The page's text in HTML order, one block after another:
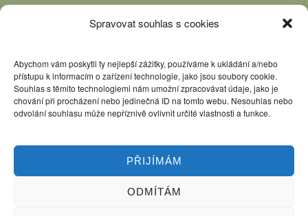
Spravovat souhlas s cookies
Abychom vám poskytli ty nejlepší zážitky, používáme k ukládání a/nebo
přístupu k informacím o zařízení technologie, jako jsou soubory cookie.
Souhlas s těmito technologiemi nám umožní zpracovávat údaje, jako je
chování při procházení nebo jedinečná ID na tomto webu. Nesouhlas nebo
odvolání souhlasu může nepříznivě ovlivnit určité vlastnosti a funkce.
PŘIJÍMÁM
ODMÍTÁM
Topics Freshness